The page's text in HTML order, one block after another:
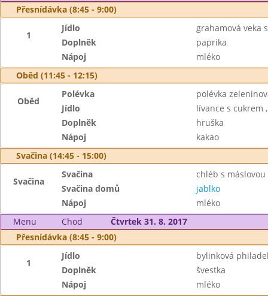
Přesnídávka (8:45 - 9:00)
1
Jídlo
grahamová veka
Doplněk
paprika
Nápoj
mléko
Oběd (11:45 - 12:15)
Oběd
Polévka
polévka
Jídlo
lívance s cukrem
Doplněk
hruška
Nápoj
kakao
Svačina (14:45 - 15:00)
Svačina
Svačina
chléb s
Svačina domů
jablko
Nápoj
mléko
Menu
Chod
Čtvrtek 31. 8. 2017
Přesnídávka (8:45 - 9:00)
1
Jídlo
bylinková
Doplněk
švestka
Nápoj
mléko